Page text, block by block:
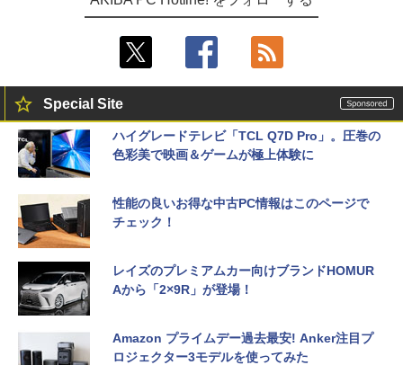
Special Site
ハイグレードテレビ「TCL Q7D Pro」。圧巻の
色彩美で映画＆ゲームが極上体験に
性能の良いお得な中古PC情報はこのページで
チェック！
レイズのプレミアムカー向けブランドHOMUR
Aから「2×9R」が登場！
Amazon プライムデー過去最安! Anker注目プ
ロジェクター3モデルを使ってみた